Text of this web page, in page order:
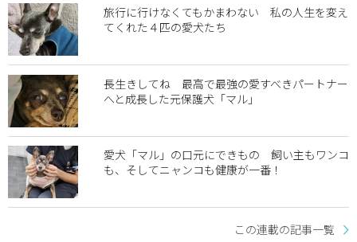
旅行に行けなくてもかまわない 私の人生を変え
てくれた４匹の愛犬たち
長生きしてね 最高で最強の愛すべきパートナー
へと成長した元保護犬「マル」
愛犬「マル」の口元にできもの 飼い主もワンコ
も、そしてニャンコも健康が一番！
この連載の記事一覧